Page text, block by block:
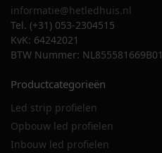
informatie@hetledhuis.nl
Tel. (+31) 053-2304515
KvK: 64242021
BTW Nummer: NL855581669B01
Productcategorieën
Led strip profielen
Opbouw led profielen
Inbouw led profielen